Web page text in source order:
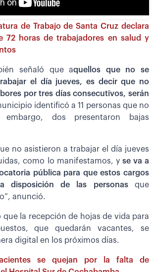
de Trabajo de Santa Cruz declara
72 horas de trabajadores en salud y
señaló que aquellos que no se
el día jueves, es decir que no
por tres días consecutivos, serán
identificó a 11 personas que no
embargo, dos presentaron bajas
no asistieron a trabajar el día jueves
como lo manifestamos, y se va a
pública para que estos cargos
disposición de las personas que
anunció.
que la recepción de hojas de vida para
que quedarán vacantes, se
digital en los próximos días.
se quejan por la falta de